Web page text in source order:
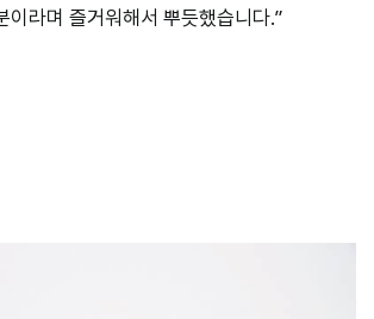
이라며 즐거워해서 뿌듯했습니다.”